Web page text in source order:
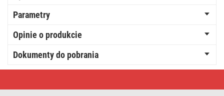
Parametry
Opinie o produkcie
Dokumenty do pobrania